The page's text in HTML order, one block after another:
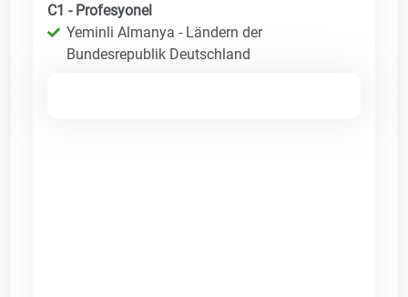
C1 - Profesyonel
Yeminli Almanya - Ländern der
Bundesrepublik Deutschland